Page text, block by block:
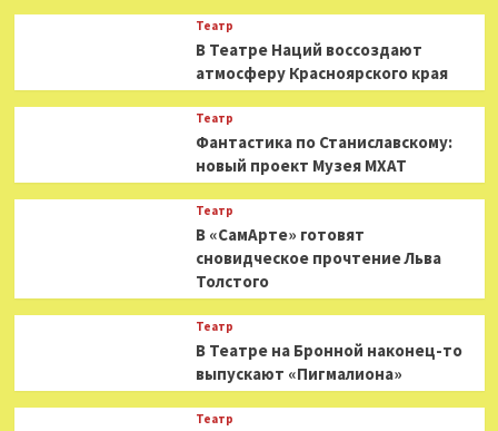
Театр
В Театре Наций воссоздают
атмосферу Красноярского края
Театр
Фантастика по Станиславскому:
новый проект Музея МХАТ
Театр
В «СамАрте» готовят
сновидческое прочтение Льва
Толстого
Театр
В Театре на Бронной наконец-то
выпускают «Пигмалиона»
Театр